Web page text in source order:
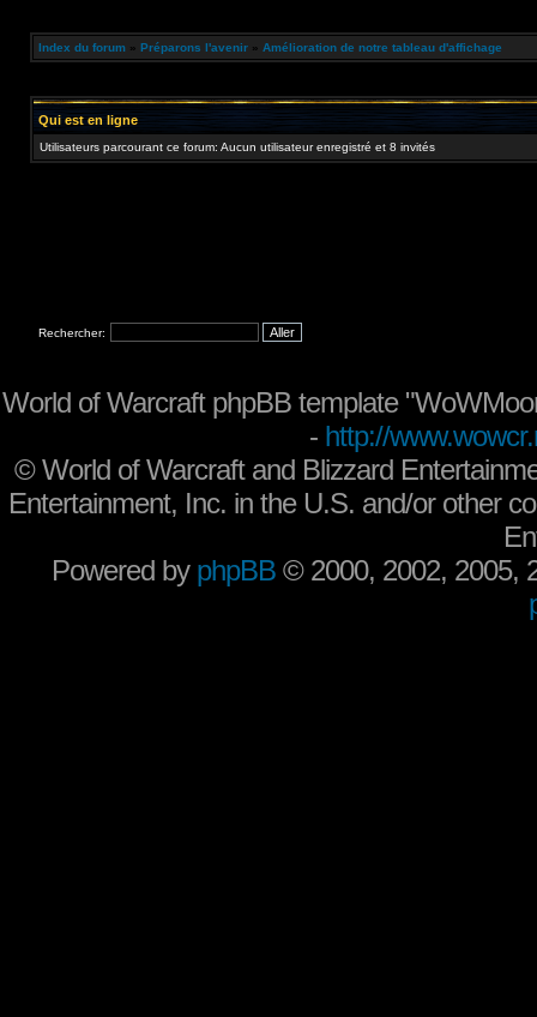
Index du forum » Préparons l'avenir » Amélioration de notre tableau d'affichage
Qui est en ligne
Utilisateurs parcourant ce forum: Aucun utilisateur enregistré et 8 invités
Rechercher:
World of Warcraft phpBB template
- http://
©World of Warcraft and Blizzard
Entertainment, Inc. in the U.S. and/or other
Powered by phpBB © 2000, 2002, 2005,